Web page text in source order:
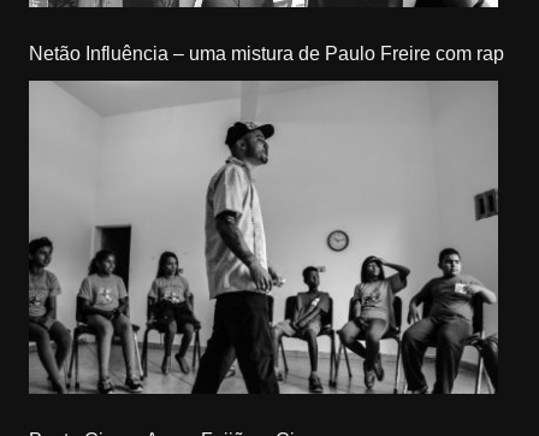
Netão Influência – uma mistura de Paulo Freire com rap